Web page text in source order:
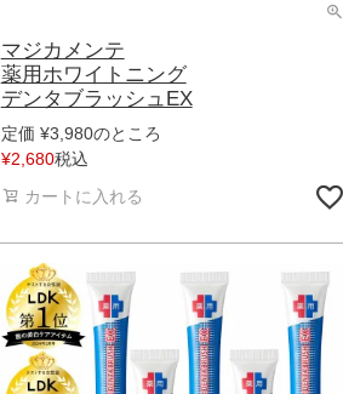
マジカメンテ
薬用ホワイトニング
デンタブラッシュEX
定価 ¥3,980のところ
¥2,680税込
カートに入れる